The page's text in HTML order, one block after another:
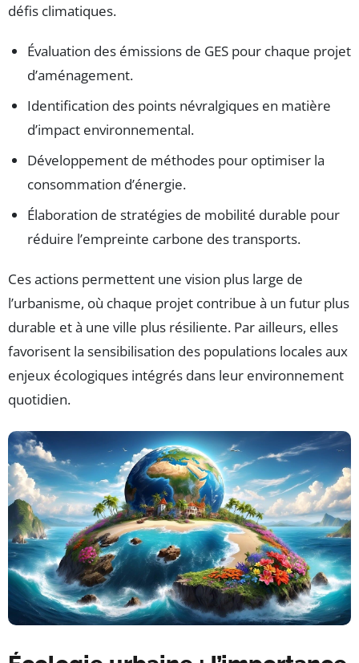
défis climatiques.
Évaluation des émissions de GES pour chaque projet
d’aménagement.
Identification des points névralgiques en matière
d’impact environnemental.
Développement de méthodes pour optimiser la
consommation d’énergie.
Élaboration de stratégies de mobilité durable pour
réduire l’empreinte carbone des transports.
Ces actions permettent une vision plus large de
l’urbanisme, où chaque projet contribue à un futur plus
durable et à une ville plus résiliente. Par ailleurs, elles
favorisent la sensibilisation des populations locales aux
enjeux écologiques intégrés dans leur environnement
quotidien.